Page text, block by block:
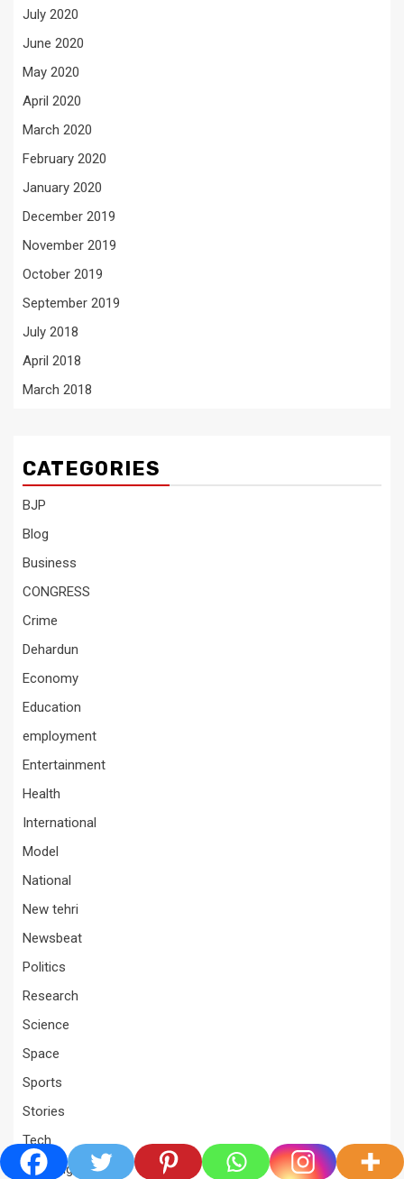
July 2020
June 2020
May 2020
April 2020
March 2020
February 2020
January 2020
December 2019
November 2019
October 2019
September 2019
July 2018
April 2018
March 2018
CATEGORIES
BJP
Blog
Business
CONGRESS
Crime
Dehardun
Economy
Education
employment
Entertainment
Health
International
Model
National
New tehri
Newsbeat
Politics
Research
Science
Space
Sports
Stories
Tech
Trending